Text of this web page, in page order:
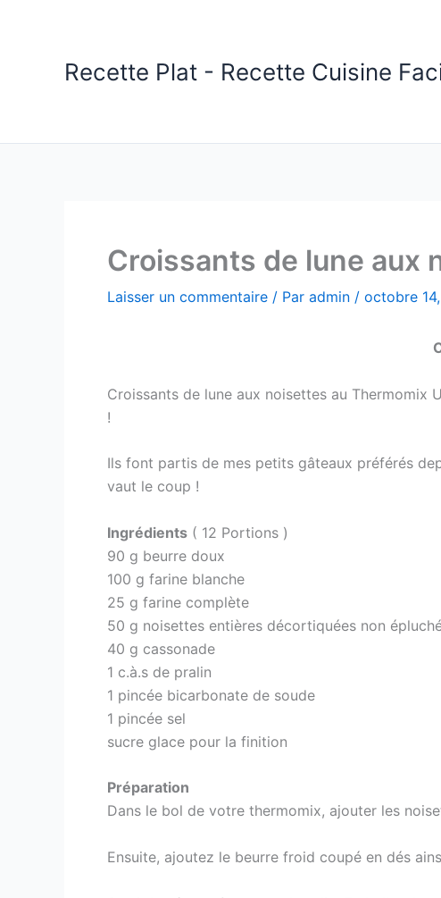
Recette Plat - Recette Cuisine
Croissants de lune aux
Laisser un commentaire / Par admin / octobre
Croissants de lune aux noisettes au Thermomix
!
Ils font partis de mes petits gâteaux préférés
vaut le coup !
Ingrédients ( 12 Portions )
90 g beurre doux
100 g farine blanche
25 g farine complète
50 g noisettes entières décortiquées non
40 g cassonade
1 c.à.s de pralin
1 pincée bicarbonate de soude
1 pincée sel
sucre glace pour la finition
Préparation
Dans le bol de votre thermomix, ajouter les
Ensuite, ajoutez le beurre froid coupé en dés